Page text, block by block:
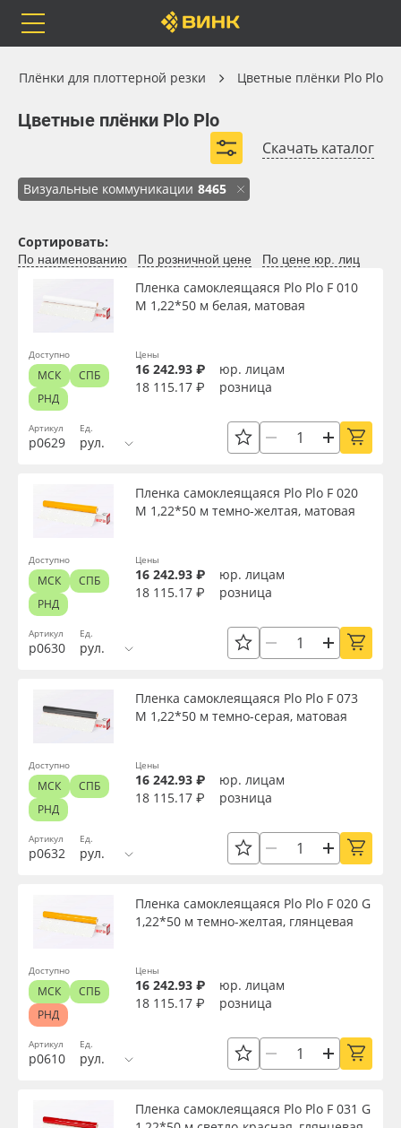
Каталог
Бренды
Оплата
Сервис
Компания
Блог
Поставщикам
8 800 550 7888
Москва
Весь каталог
Самоклеящиеся плёнки
Листовые материалы
Чернила
Клей, скотчи и крепёж
Мобильные конструкции и POS-материалы
Профильные системы
Светотехника
Инженерные пластики
Упаковочные материалы
Оборудование и инструмент
Новинки ассортимента
Плёнка монтажная Oratape
ПЭТ листовой
ПЭТ бэклит
Вспененный ПВХ
Плёнки для плоттерной резки Цветные плёнки Plo Plo
Цветные плёнки Plo Plo
Скачать каталог
Визуальные коммуникации 8465
Плёнки для плоттерной резки
Цветные плёнки Plo Plo
Ширина, м
Длина рулона, м
Толщина, мкм
Текстура
Срок эксплуатации, лет
Торговая марка
Сбросить фильтр
Сортировать:
По наименованию По розничной цене По цене юр. лиц
Артикул
р0629
Пленка самоклеящаяся Plo Plo F 010
M 1,22*50 м белая, матовая
Ед.
рул.
Цены
16 242.93 ₽
юр. лицам
18 115.17 ₽
розница
Доступно
МСК
СПБ
РНД
Артикул
р0630
Пленка самоклеящаяся Plo Plo F 020
M 1,22*50 м темно-желтая, матовая
Ед.
рул.
Цены
16 242.93 ₽
юр. лицам
18 115.17 ₽
розница
Доступно
МСК
СПБ
РНД
Артикул
р0632
Пленка самоклеящаяся Plo Plo F 073
M 1,22*50 м темно-серая, матовая
Ед.
рул.
Цены
16 242.93 ₽
юр. лицам
18 115.17 ₽
розница
Доступно
МСК
СПБ
РНД
Артикул
р0610
Пленка самоклеящаяся Plo Plo F 020 G
1,22*50 м темно-желтая, глянцевая
Ед.
рул.
Цены
16 242.93 ₽
юр. лицам
18 115.17 ₽
розница
Доступно
МСК
СПБ
РНД
Пленка самоклеящаяся Plo Plo F 031 G